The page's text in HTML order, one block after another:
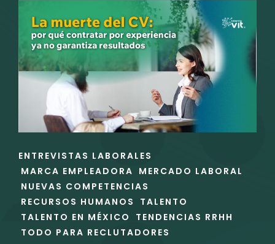
ROI
INVISIBLE
DE
LA
VENTAJA
COGNITIVA
ENLACES
DE
LAS
CATEGORÍAS
ENTREVISTAS LABORALES
MARCA EMPLEADORA MERCADO LABORAL
NUEVAS COMPETENCIAS
RECURSOS HUMANOS
TALENTO
TALENTO EN MÉXICO
TENDENCIAS RRHH
TODO PARA RECLUTADORES